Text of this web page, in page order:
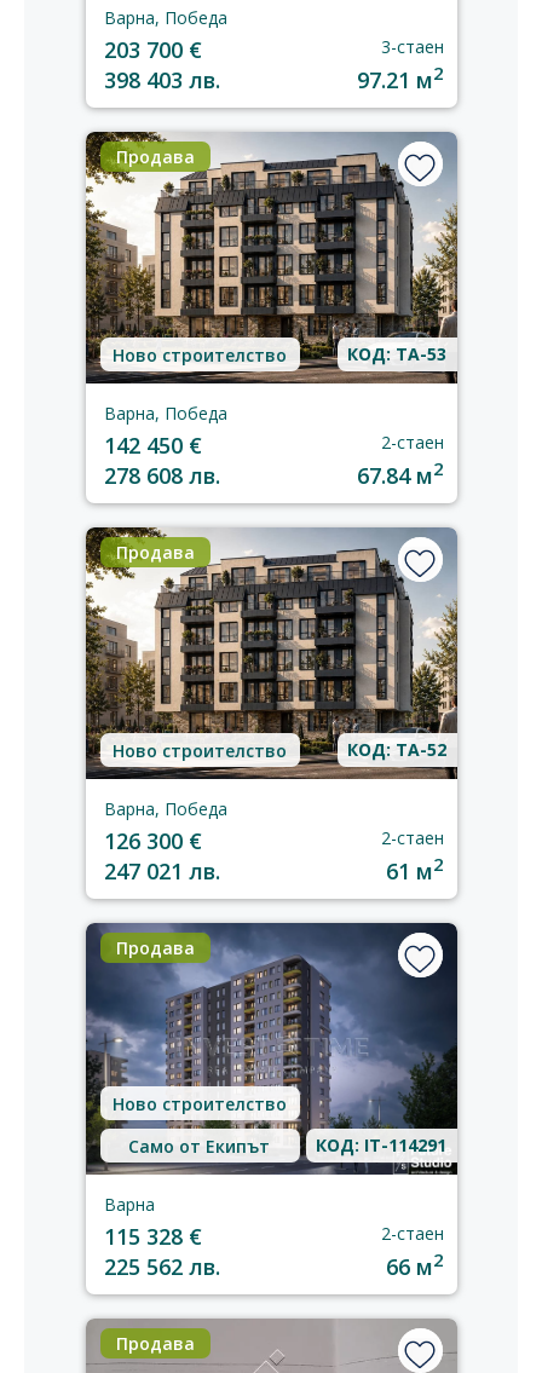
Варна, Победа
203 700 €
398 403 лв.
3-стаен
97.21 м2
Продава
Ново строителство КОД: TA-53
Варна, Победа
142 450 €
278 608 лв.
2-стаен
67.84 м2
Продава
Ново строителство КОД: TA-52
Варна, Победа
126 300 €
247 021 лв.
2-стаен
61 м2
Продава
Ново строителство
Само от Екипът
КОД: IT-114291
Варна
115 328 €
225 562 лв.
2-стаен
66 м2
Продава